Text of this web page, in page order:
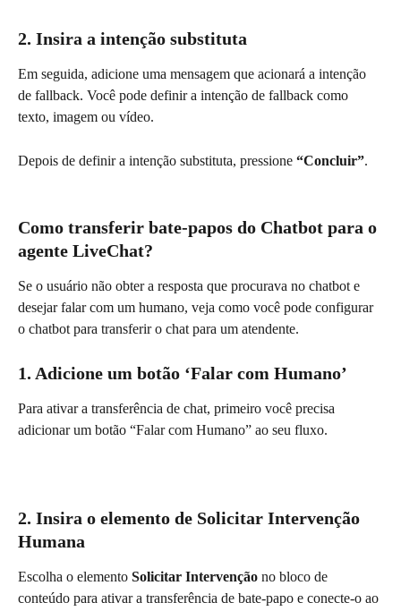
2. Insira a intenção substituta
Em seguida, adicione uma mensagem que acionará a intenção
de fallback. Você pode definir a intenção de fallback como
texto, imagem ou vídeo.
Depois de definir a intenção substituta, pressione “Concluir”.
Como transferir bate-papos do Chatbot para o
agente LiveChat?
Se o usuário não obter a resposta que procurava no chatbot e
desejar falar com um humano, veja como você pode configurar
o chatbot para transferir o chat para um atendente.
1. Adicione um botão ‘Falar com Humano’
Para ativar a transferência de chat, primeiro você precisa
adicionar um botão “Falar com Humano” ao seu fluxo.
2. Insira o elemento de Solicitar Intervenção
Humana
Escolha o elemento Solicitar Intervenção no bloco de
conteúdo para ativar a transferência de bate-papo e conecte-o ao